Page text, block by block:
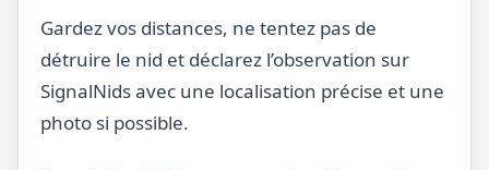
Gardez vos distances, ne tentez pas de
détruire le nid et déclarez l’observation sur
SignalNids avec une localisation précise et une
photo si possible.